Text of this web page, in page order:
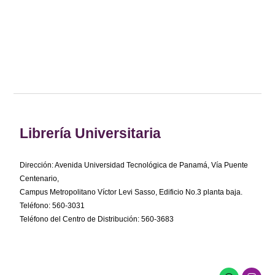
Librería Universitaria
Dirección: Avenida Universidad Tecnológica de Panamá, Vía Puente
Centenario,
Campus Metropolitano Víctor Levi Sasso, Edificio No.3 planta baja.
Teléfono: 560-3031
Teléfono del Centro de Distribución: 560-3683
W I